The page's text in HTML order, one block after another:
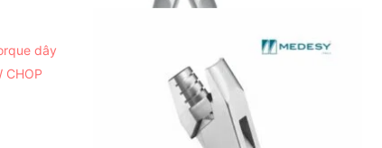
dây
CHOP